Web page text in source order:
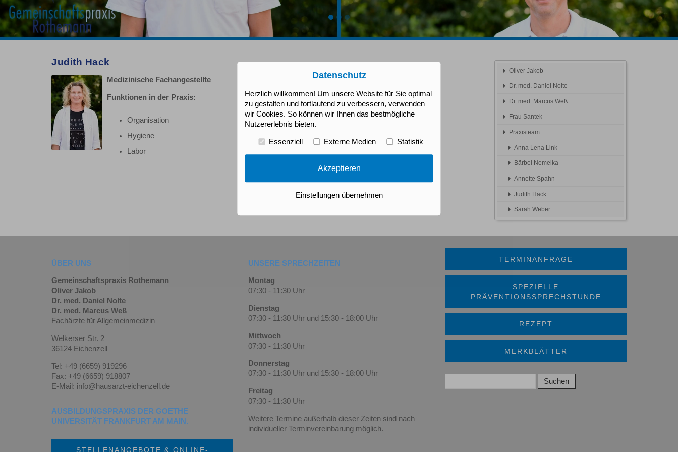
Judith Hack
Medizinische Fachangestellte
Funktionen in der Praxis:
Organisation
Hygiene
Labor
Oliver Jakob
Dr. med. Daniel Nolte
Dr. med. Marcus Weß
Frau Santek
Praxisteam
Anna Lena Link
Bärbel Nemelka
Annette Spahn
Judith Hack
Sarah Weber
ÜBER UNS
Gemeinschaftspraxis Rothemann
Oliver Jakob
Dr. med. Daniel Nolte
Dr. med. Marcus Weß
Fachärzte für Allgemeinmedizin
Welkerser Str. 2
36124 Eichenzell
Tel: +49 (6659) 919296
Fax: +49 (6659) 918807
E-Mail: info@hausarzt-eichenzell.de
AUSBILDUNGSPRAXIS DER GOETHE
UNIVERSITÄT FRANKFURT AM MAIN.
STELLENANGEBOTE & ONLINE-
UNSERE SPRECHZEITEN
Montag
07:30 - 11:30 Uhr
Dienstag
07:30 - 11:30 Uhr und 15:30 - 18:00 Uhr
Mittwoch
07:30 - 11:30 Uhr
Donnerstag
07:30 - 11:30 Uhr und 15:30 - 18:00 Uhr
Freitag
07:30 - 11:30 Uhr
Weitere Termine außerhalb dieser Zeiten sind nach
individueller Terminvereinbarung möglich.
TERMINANFRAGE
SPEZIELLE
PRÄVENTIONSSPRECHSTUNDE
REZEPT
MERKBLÄTTER
Datenschutz
Herzlich willkommen! Um unsere Website für Sie optimal
zu gestalten und fortlaufend zu verbessern, verwenden
wir Cookies. So können wir Ihnen das bestmögliche
Nutzererlebnis bieten.
Essenziell Externe Medien Statistik
Akzeptieren
Einstellungen übernehmen